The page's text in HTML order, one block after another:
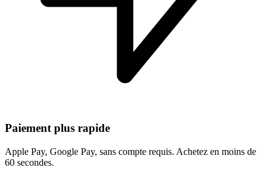
Paiement plus rapide
Apple Pay, Google Pay, sans compte requis. Achetez en moins de
60 secondes.